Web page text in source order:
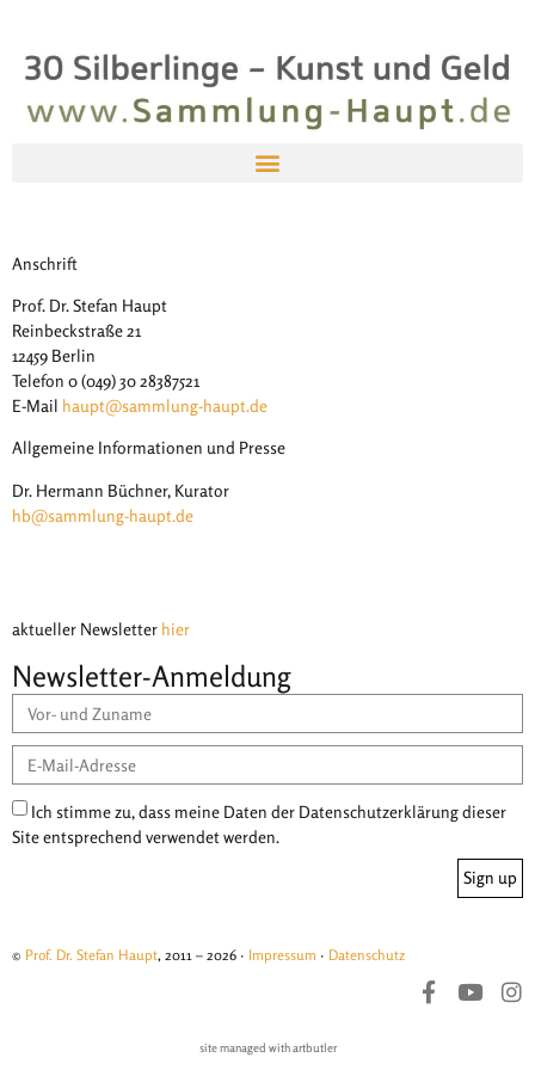
Anschrift
Prof. Dr. Stefan Haupt
Reinbeckstraße 21
12459 Berlin
Telefon 0 (049) 30 28387521
E-Mail haupt@sammlung-haupt.de
Allgemeine Informationen und Presse
Dr. Hermann Büchner, Kurator
hb@sammlung-haupt.de
aktueller Newsletter hier
Newsletter-Anmeldung
Ich stimme zu, dass meine Daten der Datenschutzerklärung dieser
Site entsprechend verwendet werden.
Sign up
© Prof. Dr. Stefan Haupt, 2011 – 2026 · Impressum · Datenschutz
site managed with artbutler